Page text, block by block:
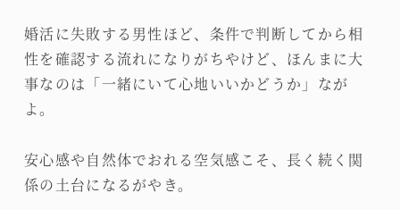
婚活に失敗する男性ほど、条件で判断してから相
性を確認する流れになりがちやけど、ほんまに大
事なのは「一緒にいて心地いいかどうか」なが
よ。
安心感や自然体でおれる空気感こそ、長く続く関
係の土台になるがやき。